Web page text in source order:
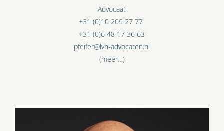
Advocaat
+31 (0)10 209 27 77
+31 (0)6 48 17 36 63
pfeifer@lvh-advocaten.nl
(meer…)